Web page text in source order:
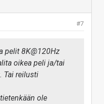
#7
pelit 8K@120Hz
oikea peli ja/tai
Tai reilusti
ole